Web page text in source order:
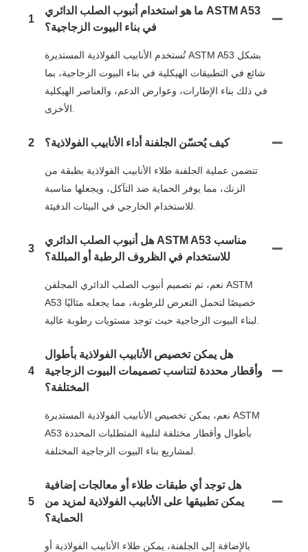
1
ما هو استخدام أنبوب الصلب الدائري ASTM A53
في بناء البيوت الزجاجية؟
تُستخدم الأنابيب الفولاذية المستديرة ASTM A53 بشكل
شائع في التطبيقات الهيكلية في بناء البيوت الزجاجية، بما
في ذلك بناء الإطارات، وعوارض الدعم، والعناصر الهيكلية
2 كيف يُحسّن الجلفنة أداء الأنابيب الفولاذية؟
تتضمن عملية الجلفنة طلاء الأنابيب الفولاذية بطبقة من
الزنك، مما يوفر الحماية ضد التآكل، ويجعلها مناسبة
3
هل أنبوب الصلب الدائري ASTM A53 مناسب
للاستخدام في الظروف الرطبة أو المبللة؟
نعم، تم تصميم أنبوب الصلب الدائري المجلفن ASTM
A53 خصيصًا لتحمل التعرض للرطوبة، مما يجعله مثاليًا
4
هل يمكن تخصيص الأنابيب الفولاذية بأطوال
وأقطار محددة لتناسب تصميمات البيوت الزجاجية
المختلفة؟
نعم، يمكن تخصيص الأنابيب الفولاذية المستديرة ASTM
A53 بأطوال وأقطار مختلفة لتلبية المتطلبات المحددة
5
هل توجد أي طبقات طلاء أو معالجات إضافية
يمكن تطبيقها على الأنابيب الفولاذية لمزيد من
الحماية؟
بالإضافة إلى الجلفنة، يمكن طلاء الأنابيب الفولاذية أو